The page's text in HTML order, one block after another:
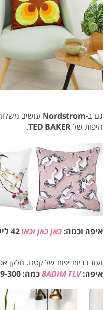
גם ב-Nordstrom עושים
היפות שלTED BAKER
.
איפה וכמה: כאןכאןוכאן
ועוד כריות יפות שליקטנו. חלקן
איפה:BADIM TLVכמה: 49-300 ש"ח